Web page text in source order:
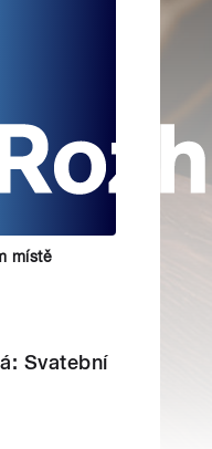
místě
Svatební